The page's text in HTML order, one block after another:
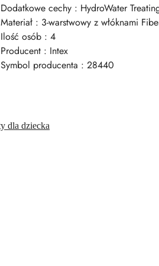
Dodatkowe cechy : HydroWater
Materiał : 3-warstwowy z włóknami
Ilość osób : 4
Producent : Intex
Symbol producenta : 28440